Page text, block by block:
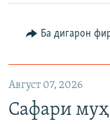
Ба дигарон
Август 07, 2026
Сафари